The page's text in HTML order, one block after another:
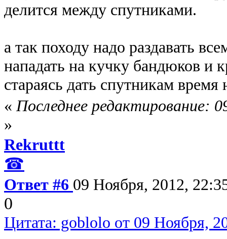
делится между спутниками.
а так походу надо раздавать
нападать на кучку бандюков и
стараясь дать спутникам
« Последнее редактирование:
»
Rekruttt
☎
Ответ #6 09 Ноября, 2012,
0
Цитата: goblolo от 09 Ноября,